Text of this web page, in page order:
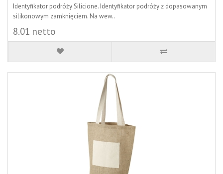
Identyfikator podróży Silicione. Identyfikator podróży z dopasowanym
silikonowym zamknięciem. Na wew..
8.01 netto